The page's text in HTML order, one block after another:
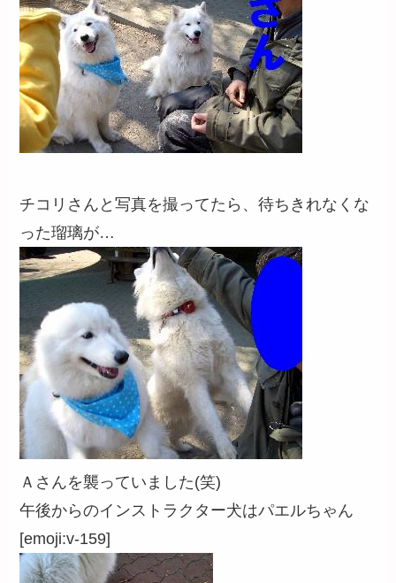
チコリさんと写真を撮ってたら、待ちきれなくな
った瑠璃が…
Ａさんを襲っていました(笑)
午後からのインストラクター犬はパエルちゃん
[emoji:v-159]